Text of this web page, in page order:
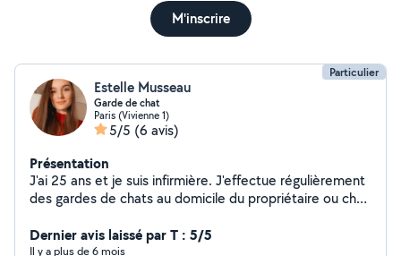
M'inscrire
Particulier
Estelle Musseau
Garde de chat
Paris (Vivienne 1)
5/5 (6 avis)
Présentation
J'ai 25 ans et je suis infirmière. J'effectue régulièrement
des gardes de chats au domicile du propriétaire ou chez
possible si votre chat apprécie la présence d'autres
animaux. N'hésitez pas à me contacter, je serais ravie
Dernier avis laissé par T : 5/5
Il y a plus de 6 mois